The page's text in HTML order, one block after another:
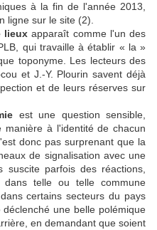
à la fin de l'année 2013,
ligne sur le site (2).
lieux apparaît comme l'un des
qui travaille à établir « la »
toponyme. Les lecteurs des
et J.-Y. Plourin savent déjà
et de leurs réserves sur
est une question sensible,
manière à l'identité de chacun
donc pas surprenant que la
de signalisation avec une
suscite parfois des réactions,
telle ou telle commune
certains secteurs du pays
une belle polémique
en demandant que soient